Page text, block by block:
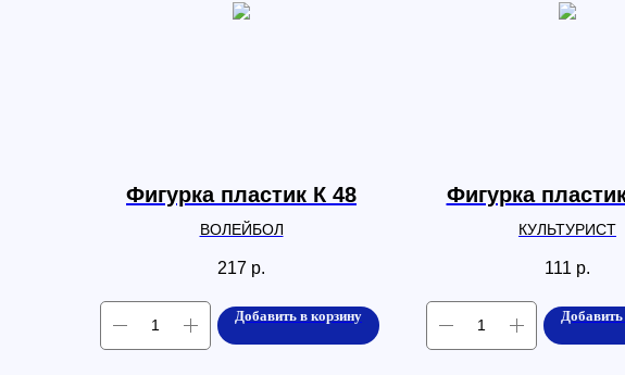
Фигурка пластик К 48
ВОЛЕЙБОЛ
217 р.
Добавить в корзину
Фигурка
КУЛЬТУРИСТ
111 р.
Добавить